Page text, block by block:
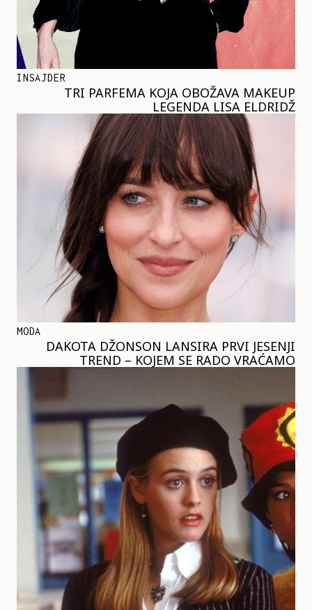
INSAJDER
TRI PARFEMA KOJA OBOŽAVA MAKEUP
LEGENDA LISA ELDRIDŽ
MODA
DAKOTA DŽONSON LANSIRA PRVI JESENJI
TREND – KOJEM SE RADO VRAĆAMO